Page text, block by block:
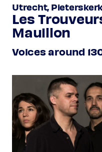
Utrecht,
Les
Mauillon
Voices around